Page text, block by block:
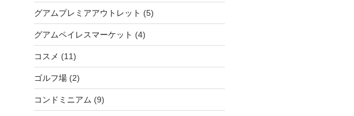
グアムプレミアアウトレット (5)
グアムペイレスマーケット (4)
コスメ (11)
ゴルフ場(2)
コンドミニアム (9)